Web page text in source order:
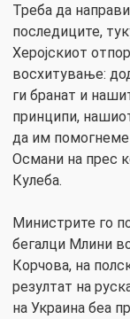
Треба да
последиците,
Херојскиот
восхитување:
ги бранат и
принципи,
да им помогнеме
Османи на прес
Кулеба.
Министрите го
бегалци Млини
Корчова, на
резултат на
на Украина беа